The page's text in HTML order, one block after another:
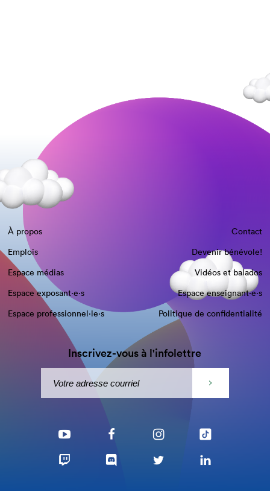
À propos
Contact
Emplois
Devenir bénévole!
Espace médias
Vidéos et balados
Espace exposant·e⋅s
Espace enseignant·e⋅s
Espace professionnel·le⋅s
Politique de confidentialité
Inscrivez-vous à l'infolettre